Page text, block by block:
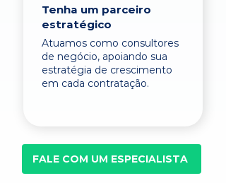
Tenha um parceiro
estratégico
Atuamos como consultores
de negócio, apoiando sua
estratégia de crescimento
em cada contratação.
FALE COM UM ESPECIALISTA